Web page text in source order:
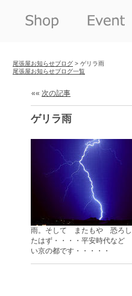
尾張屋お知らせブログ > ゲリラ雨
尾張屋お知らせブログ一覧
«« 次の記事
ゲリラ雨
雨。そして またもや 恐ろし
たはず・・・・平安時代など
い京の都です・・・・・